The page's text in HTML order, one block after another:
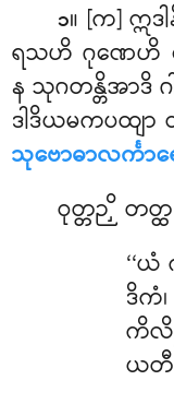
၁။ [က] ဣဒ
ရသဟိ ဂုဏေဟိ ထ
န သုဂတန္တိအာဒိ
ဒါဒိယမကပထျာ
သုဗောဓာလင်္ကာ
ဝုတ္တဉှိ တတ္
‘‘
ဒိကံ၊
ကိလိ
ယတီ